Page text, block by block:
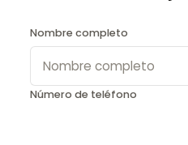
Nombre completo
Número de teléfono